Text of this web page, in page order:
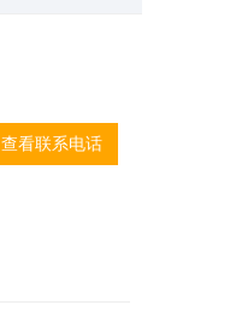
查看联系电话